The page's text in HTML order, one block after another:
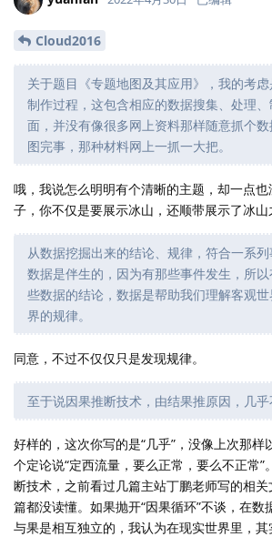
Cloud2016
关于题目《专题地图及其应用》，我的考
制作过程，这包含相应的数据搜集、处理
面，并没有像很多网上资料那样随意抓个
图完事，那种材料网上一抓一大把。
哦，我说怎么明明有个清晰的主题，却一点
子，你不仅是要展示冰山，还顺带展示了冰山
从数据挖掘出来的结论、规律，符合一系列
数据是伴生的，因为有那些事件发生，所
些数据的结论，数据是帮助我们理解客观
界的规律。
同意，不过不仅仅只是发现规律。
至于说因果推断技术，由结果推原因，几乎
好样的，这次你写的是“几乎”，没像上次那
个定论说“定西流量，要么正常，要么不正常”
断技术，之前看过几篇主站丁鹏老师写的相
篇都没读懂。如果抛开“因果循环”不谈，在数
与果是相互独立的，我认为在现实世界里，